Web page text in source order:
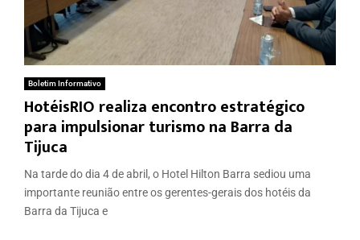
Boletim Informativo
HotéisRIO realiza encontro estratégico
para impulsionar turismo na Barra da
Tijuca
Na tarde do dia 4 de abril, o Hotel Hilton Barra sediou uma
importante reunião entre os gerentes-gerais dos hotéis da
Barra da Tijuca e